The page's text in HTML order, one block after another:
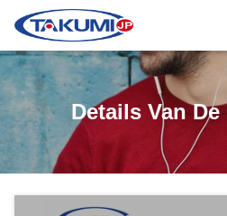
Details Van